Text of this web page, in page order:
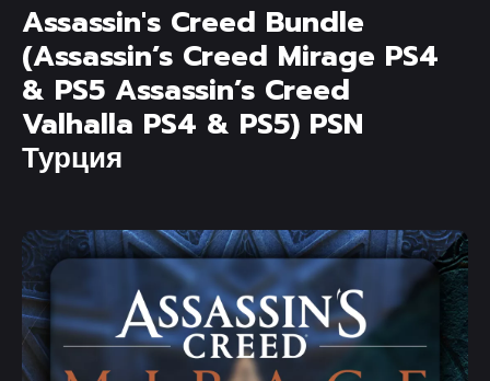
Assassin's Creed Bundle
(Assassin’s Creed Mirage PS4
& PS5 Assassin’s Creed
Valhalla PS4 & PS5) PSN
Турция